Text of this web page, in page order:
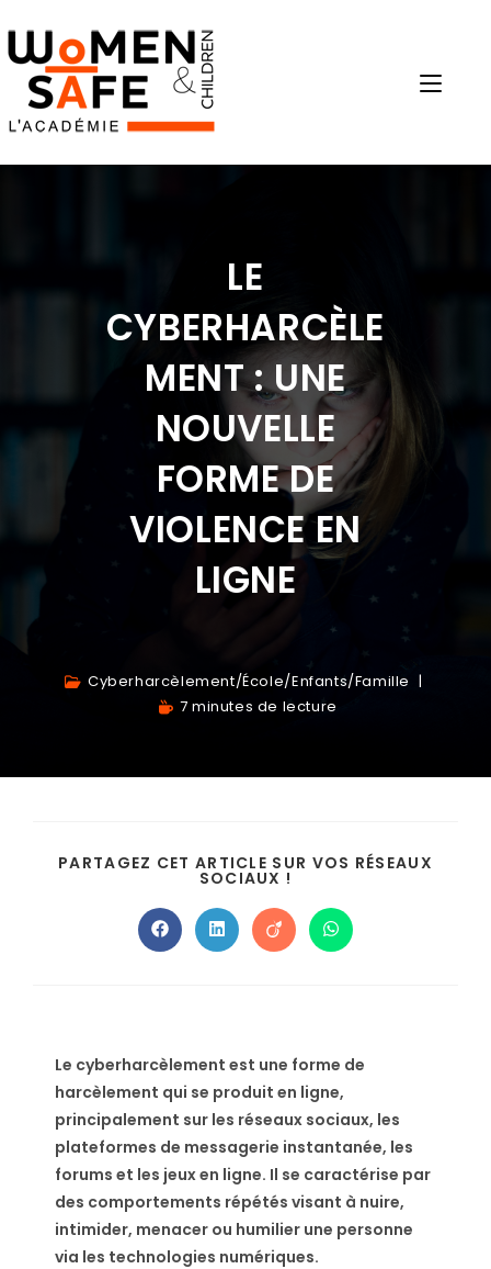
LE
CYBERHARCÈLE
MENT : UNE
NOUVELLE
FORME DE
VIOLENCE EN
LIGNE
Cyberharcèlement/École/Enfants/Famille
7 minutes de lecture
PARTAGEZ CET ARTICLE SUR VOS RÉSEAUX
SOCIAUX !
Le cyberharcèlement est une forme de
harcèlement qui se produit en ligne,
principalement sur les réseaux sociaux, les
plateformes de messagerie instantanée, les
forums et les jeux en ligne. Il se caractérise par
des comportements répétés visant à nuire,
intimider, menacer ou humilier une personne
via les technologies numériques.